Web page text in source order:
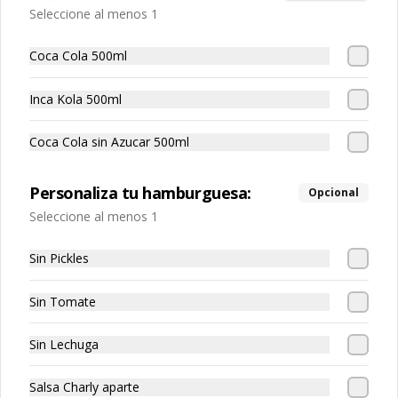
Chicha
Coca Cola 500ml
Seleccione al menos 1
Coca Cola 500ml
Inca Kola 500ml
Coca Cola sin Azucar 500ml
Personaliza tu hamburguesa: Opcional
Seleccione al menos 1
Sin Pickles
Sin Tomate
Sin Lechuga
Salsa Charly aparte